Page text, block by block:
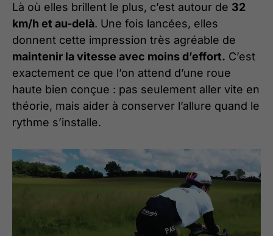
Là où elles brillent le plus, c’est autour de 32
km/h et au-delà. Une fois lancées, elles
donnent cette impression très agréable de
maintenir la vitesse avec moins d’effort. C’est
exactement ce que l’on attend d’une roue
haute bien conçue : pas seulement aller vite en
théorie, mais aider à conserver l’allure quand le
rythme s’installe.